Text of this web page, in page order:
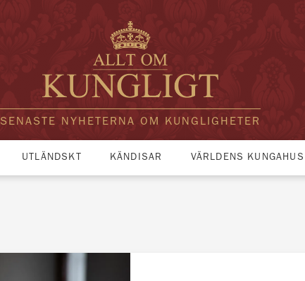
SENASTE NYHETERNA OM KUNGLIGHETER
UTLÄNDSKT KÄNDISAR VÄRLDENS KUNGAHUS